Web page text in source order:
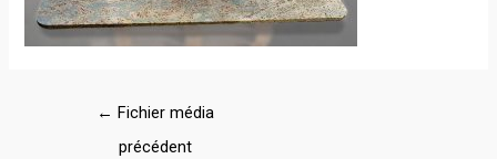
← Fichier média
précédent